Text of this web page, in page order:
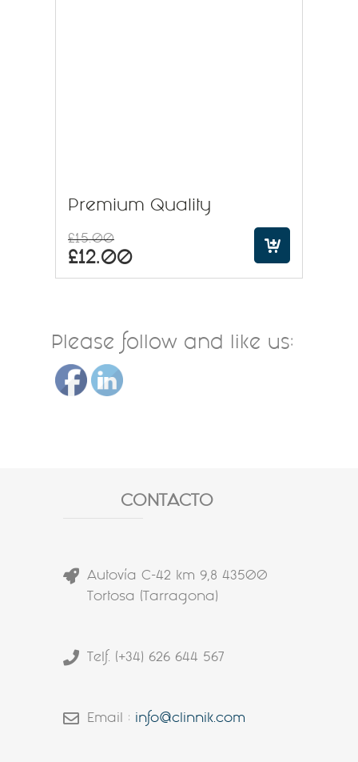
Premium Quality
£15.00
£12.00
Please follow and like us:
CONTACTO
Autovía C-42 km 9,8 43500
Tortosa (Tarragona)
Telf. (+34) 626 644 567
Email : info@clinnik.com